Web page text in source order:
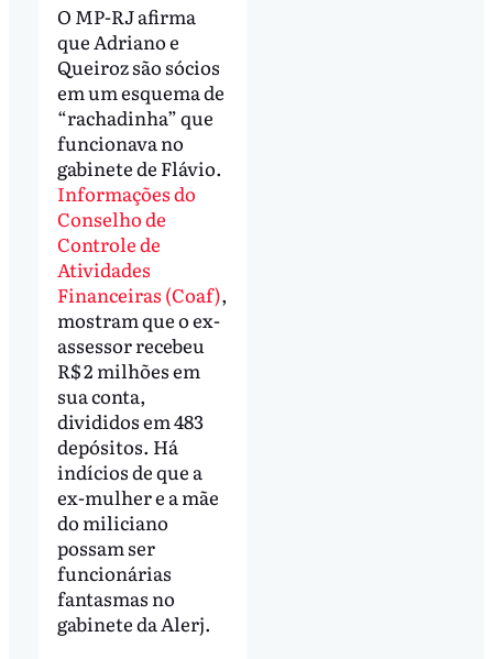
O MP-RJ afirma
que Adriano e
Queiroz são sócios
em um esquema de
“rachadinha” que
funcionava no
gabinete de Flávio.
Informações do
Conselho de
Controle de
Atividades
Financeiras (Coaf),
mostram que o ex-
assessor recebeu
R$ 2 milhões em
sua conta,
divididos em 483
depósitos. Há
indícios de que a
ex-mulher e a mãe
do miliciano
possam ser
funcionárias
fantasmas no
gabinete da Alerj.